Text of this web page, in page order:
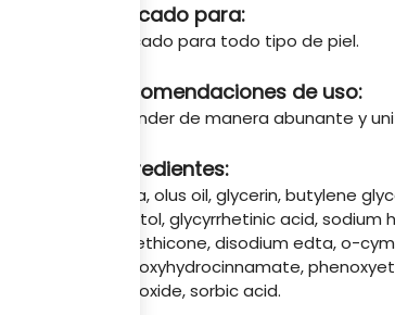
Indicado para:
Indicado para todo tipo de piel.
Recomendaciones de uso:
​Extender de manera abunante y
Ingredientes:
Aqua, olus oil, glycerin, butylene
inositol, glycyrrhetinic acid,
dimethicone, disodium edta, o-
hydroxyhydrocinnamate,
hydroxide, sorbic acid.